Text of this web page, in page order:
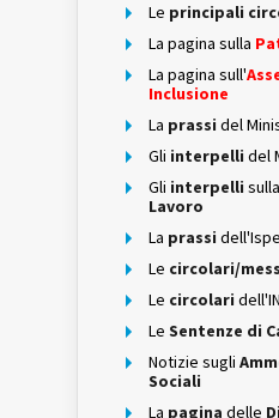
Le principali
La pagina sulla
La pagina sull'
Inclusione
La prassi del
Gli interpelli del
Gli interpelli sulla
Lavoro
La prassi
Le circolari/
Le circolari
Le Sentenze di
Notizie sugli
Sociali
La pagina delle